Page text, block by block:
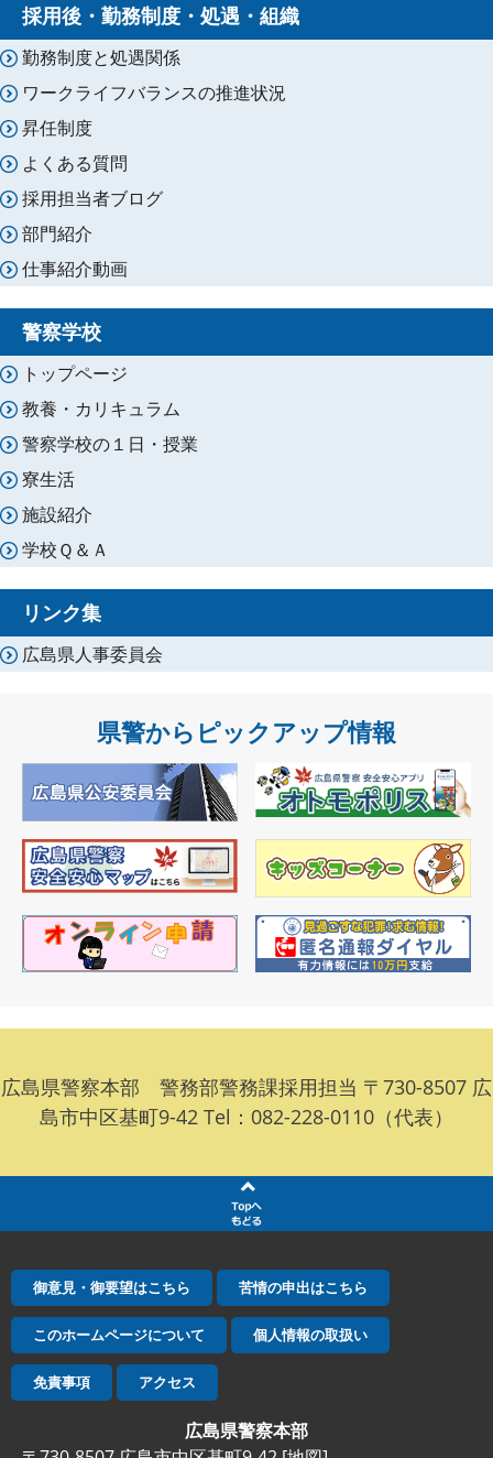
採用後・勤務制度・処遇・組織
勤務制度と処遇関係
ワークライフバランスの推進状況
昇任制度
よくある質問
採用担当者ブログ
部門紹介
仕事紹介動画
警察学校
トップページ
教養・カリキュラム
警察学校の１日・授業
寮生活
施設紹介
学校Ｑ＆Ａ
リンク集
広島県人事委員会
県警からピックアップ情報
広島県警察本部 警務部警務課採用担当 〒730-8507 広
島市中区基町9-42 Tel：082-228-0110（代表）
御意見・御要望はこちら 苦情の申出はこちら
このホームページについて 個人情報の取扱い
免責事項 アクセス
広島県警察本部